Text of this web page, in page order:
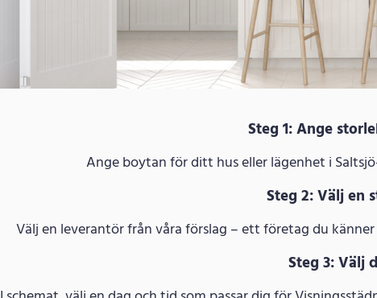
Steg 1: Ange
Ange boytan för ditt hus eller lägenhet i
Steg 2: Välj en
Välj en leverantör från våra förslag – ett företag du
Steg 3: Välj